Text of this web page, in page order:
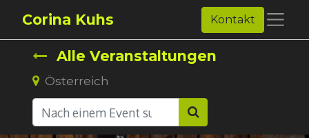
Corina Kuhs Kontakt
Alle Veranstaltungen
Österreich